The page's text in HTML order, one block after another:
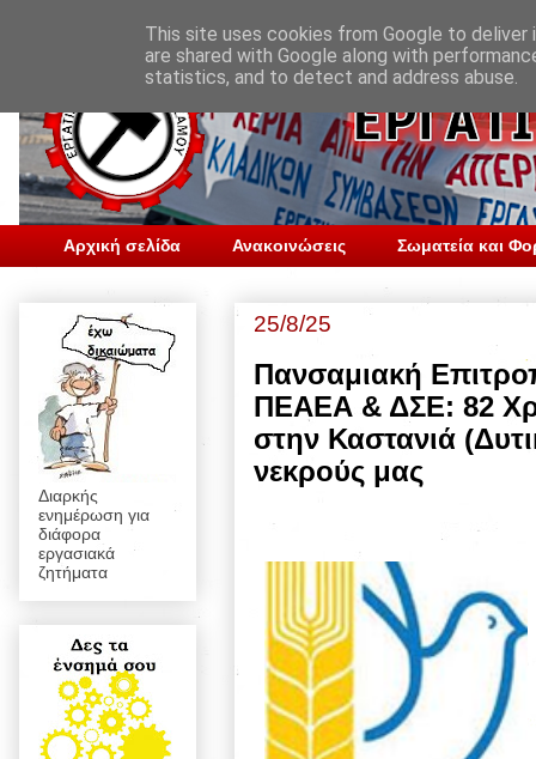
Αρχική σελίδα Ανακοινώσεις Σωματεία και
25/8/25
Πανσαμιακή
ΠΕΑΕΑ & ΔΣΕ: 82
στην Καστανιά
νεκρούς μας
Διαρκής
ενημέρωση για
διάφορα
εργασιακά
ζητήματα
This site uses cookies from Google to
are shared with Google along with
statistics, and to detect and address abuse.